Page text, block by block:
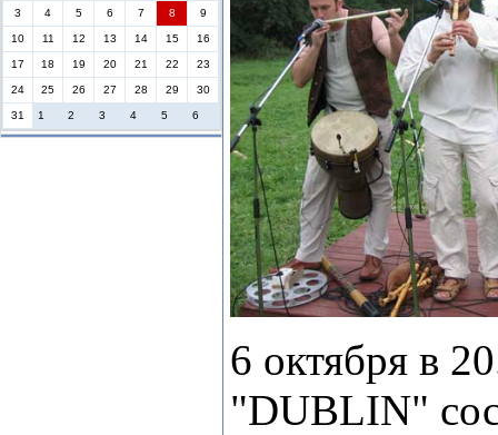
3 4 5 6 7 8 9
10 11 12 13 14 15 16
17 18 19 20 21 22 23
24 25 26 27 28 29 30
31 1 2 3 4 5 6
6 октября в
"DUBLIN"